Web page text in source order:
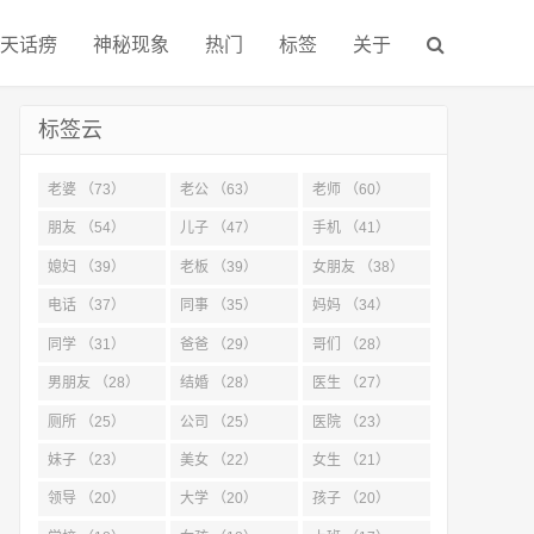
话痨 神秘现象 热门 标签 关于
标签云
老婆 （73） 老公 （63） 老师 （60）
朋友 （54） 儿子 （47） 手机 （41）
媳妇 （39） 老板 （39） 女朋友 （38）
电话 （37） 同事 （35） 妈妈 （34）
同学 （31） 爸爸 （29） 哥们 （28）
男朋友 （28） 结婚 （28） 医生 （27）
厕所 （25） 公司 （25） 医院 （23）
妹子 （23） 美女 （22） 女生 （21）
领导 （20） 大学 （20） 孩子 （20）